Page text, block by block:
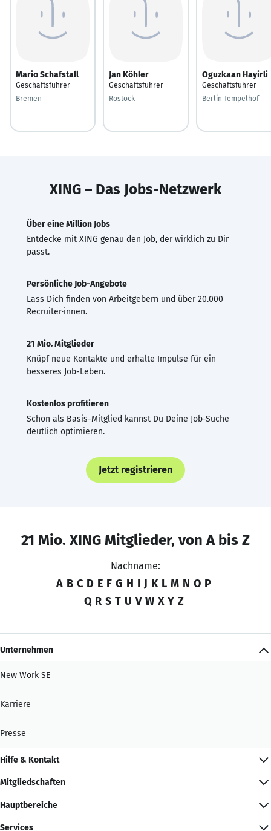
Mario Schafstall
Geschäftsführer
Bremen
Jan Köhler
Geschäftsführer
Rostock
Oguzkaan Hayirli
Geschäftsführer
Berlin Tempelhof
XING – Das Jobs-Netzwerk
Über eine Million Jobs
Entdecke mit XING genau den Job, der wirklich zu Dir
passt.
Persönliche Job-Angebote
Lass Dich finden von Arbeitgebern und über 20.000
Recruiter·innen.
21 Mio. Mitglieder
Knüpf neue Kontakte und erhalte Impulse für ein
besseres Job-Leben.
Kostenlos profitieren
Schon als Basis-Mitglied kannst Du Deine Job-Suche
deutlich optimieren.
Jetzt registrieren
21 Mio. XING Mitglieder, von A bis Z
Nachname:
A B C D E F G H I J K L M N O P
Q R S T U V W X Y Z
Unternehmen
New Work SE
Karriere
Presse
Hilfe & Kontakt
Mitgliedschaften
Hauptbereiche
Services